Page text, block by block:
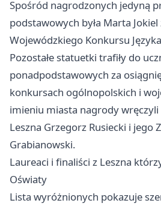
Spośród nagrodzonych jedyną
podstawowych była Marta
Wojewódzkiego Konkursu
Pozostałe statuetki trafiły do
ponadpodstawowych za
konkursach ogólnopolskich i
imieniu miasta nagrody
Leszna Grzegorz Rusiecki i jego
Grabianowski.
Laureaci i finaliści z Leszna
Oświaty
Lista wyróżnionych pokazuje